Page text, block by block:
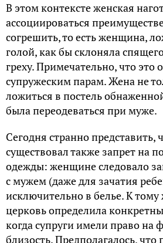
В этом контексте женская
ассоциироваться
согрешить, то есть женщина,
голой, как бы склоняла
греху. Примечательно, что это
супружеским парам. Жена не
ложиться в постель
была переодеваться при муже.
Сегодня странно представить,
существовал также запрет на
одежды: женщине следовало
с мужем (даже для зачатия
исключительно в белье. К тому
церковь определила
когда супруги имели право на
близость. Предполагалось,